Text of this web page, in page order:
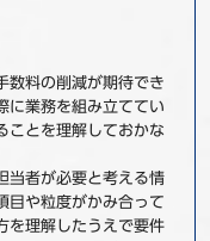
数料の削減が期待でき
に業務を組み立ててい
ことを理解しておかな
当者が必要と考える情
目や粒度がかみ合って
を理解したうえで要件